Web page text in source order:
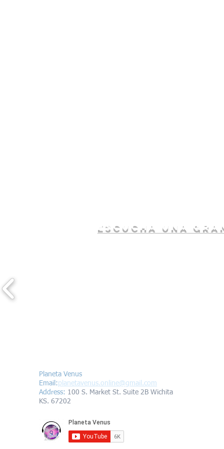
escucha una
Planeta Venus
Email:planetavenus.online@gmail.com
Address: 100 S. Market St. Suite 2B Wichita
KS. 67202